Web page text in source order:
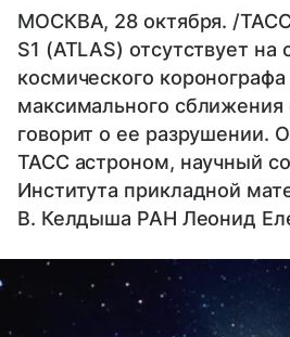
МОСКВА, 28 октября. /
S1 (ATLAS) отсутствует на
космического
максимального
говорит о ее разрушении.
ТАСС астроном, научный
Института прикладной
В. Келдыша РАН Леонид